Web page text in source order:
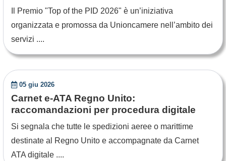
Il Premio "Top of the PID 2026" è un’iniziativa
organizzata e promossa da Unioncamere nell’ambito dei
servizi ....
05 giu 2026
Carnet e-ATA Regno Unito:
raccomandazioni per procedura digitale
Si segnala che tutte le spedizioni aeree o marittime
destinate al Regno Unito e accompagnate da Carnet
ATA digitale ....